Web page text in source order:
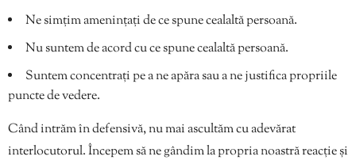
Ne simțim amenințați de ce spune cealaltă persoană.
Nu suntem de acord cu ce spune cealaltă persoană.
Suntem concentrați pe a ne apăra sau a ne justifica propriile
puncte de vedere.
Când intrăm în defensivă, nu mai ascultăm cu adevărat
interlocutorul. Începem să ne gândim la propria noastră reacție și